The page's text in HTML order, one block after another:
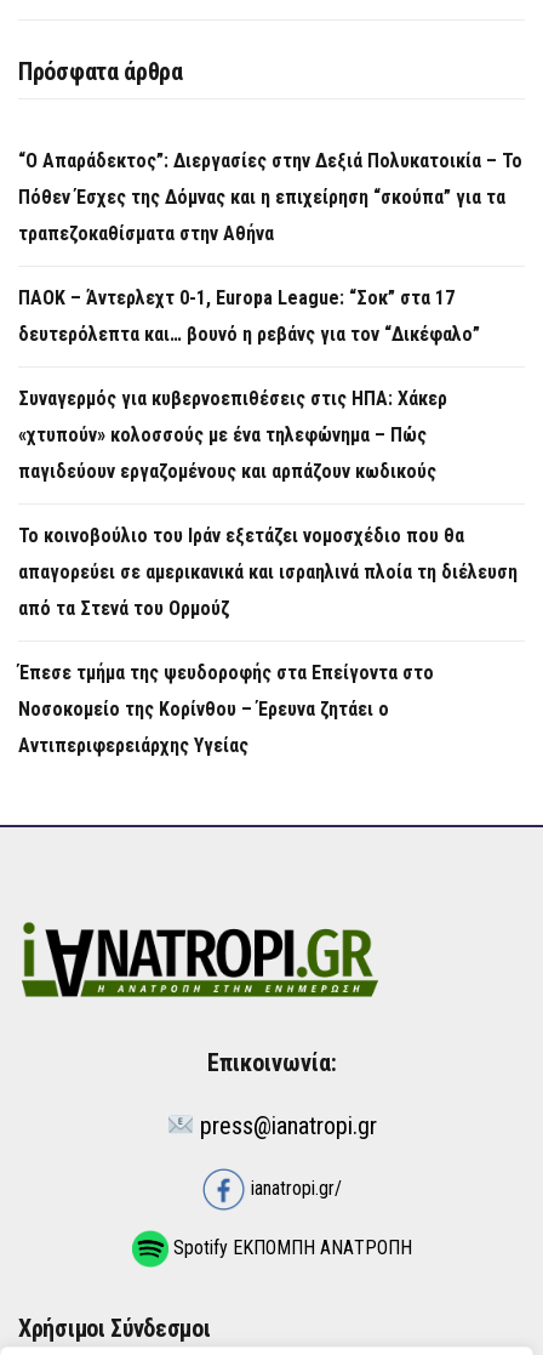
Πρόσφατα άρθρα
“Ο Απαράδεκτος”: Διεργασίες στην Δεξιά Πολυκατοικία – Το
Πόθεν Έσχες της Δόμνας και η επιχείρηση “σκούπα” για τα
τραπεζοκαθίσματα στην Αθήνα
ΠΑΟΚ – Άντερλεχτ 0-1, Europa League: “Σοκ” στα 17
δευτερόλεπτα και… βουνό η ρεβάνς για τον “Δικέφαλο”
Συναγερμός για κυβερνοεπιθέσεις στις ΗΠΑ: Χάκερ
«χτυπούν» κολοσσούς με ένα τηλεφώνημα – Πώς
παγιδεύουν εργαζομένους και αρπάζουν κωδικούς
Το κοινοβούλιο του Ιράν εξετάζει νομοσχέδιο που θα
απαγορεύει σε αμερικανικά και ισραηλινά πλοία τη διέλευση
από τα Στενά του Ορμούζ
Έπεσε τμήμα της ψευδοροφής στα Επείγοντα στο
Νοσοκομείο της Κορίνθου – Έρευνα ζητάει ο
Αντιπεριφερειάρχης Υγείας
Επικοινωνία:
press@ianatropi.gr
ianatropi.gr/
Spotify ΕΚΠΟΜΠΗ ΑΝΑΤΡΟΠΗ
Χρήσιμοι Σύνδεσμοι